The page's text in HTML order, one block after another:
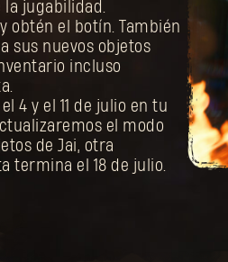
la jugabilidad.
obtén el botín. También
sus nuevos objetos
incluso
4 y el 11 de julio en tu
el modo
de Jai, otra
termina el 18 de julio.